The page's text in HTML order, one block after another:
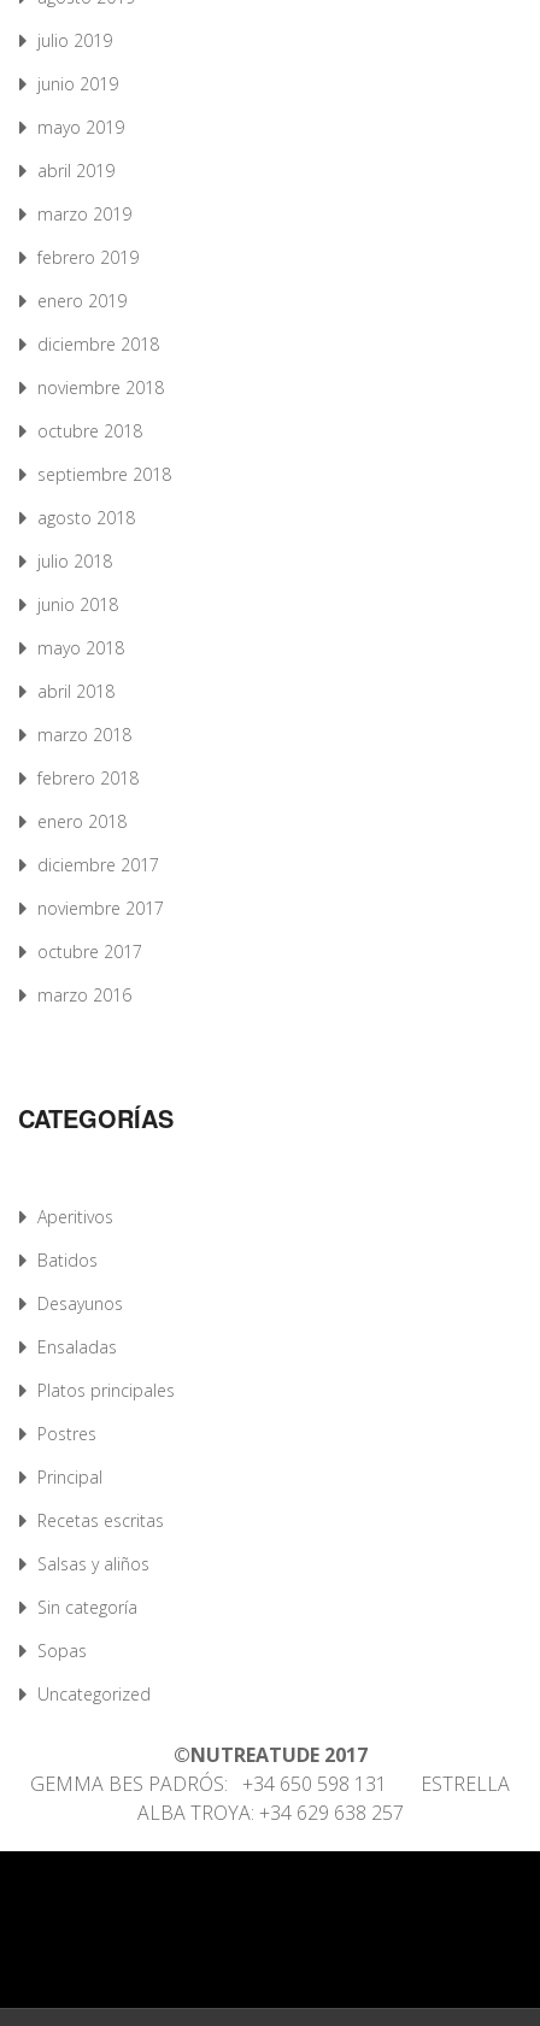
julio 2019
junio 2019
mayo 2019
abril 2019
marzo 2019
febrero 2019
enero 2019
diciembre 2018
noviembre 2018
octubre 2018
septiembre 2018
agosto 2018
julio 2018
junio 2018
mayo 2018
abril 2018
marzo 2018
febrero 2018
enero 2018
diciembre 2017
noviembre 2017
octubre 2017
marzo 2016
CATEGORÍAS
Aperitivos
Batidos
Desayunos
Ensaladas
Platos principales
Postres
Principal
Recetas escritas
Salsas y aliños
Sin categoría
Sopas
Uncategorized
©NUTREATUDE 2017
GEMMA BES PADRÓS: +34 650 598 131 ESTRELLA
ALBA TROYA: +34 629 638 257